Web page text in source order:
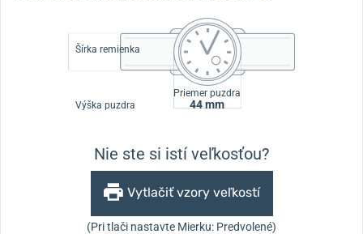
Šírka remienka
Výška puzdra
Priemer puzdra
44 mm
Nie ste si istí veľkosťou?
Vytlačiť vzory veľkostí
(Pri tlači nastavte Mierku: Predvolené)